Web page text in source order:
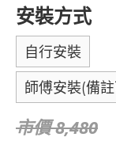
安裝方式
自行安裝
師傅安裝(備
市價 8,480